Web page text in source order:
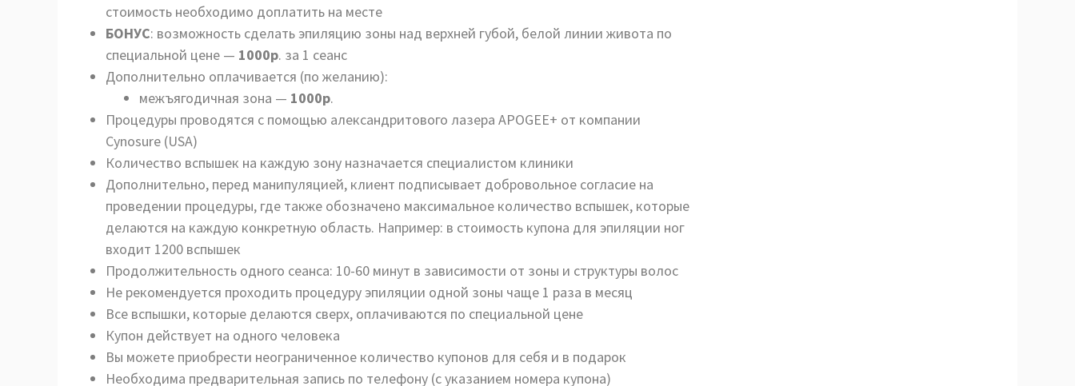
стоимость необходимо доплатить на месте
БОНУС: возможность сделать эпиляцию зоны над верхней губой, белой линии живота по
специальной цене — 1000р. за 1 сеанс
Дополнительно оплачивается (по желанию):
межъягодичная зона — 1000р.
Процедуры проводятся с помощью александритового лазера APOGEE+ от компании
Cynosure (USA)
Количество вспышек на каждую зону назначается специалистом клиники
Дополнительно, перед манипуляцией, клиент подписывает добровольное согласие на
проведении процедуры, где также обозначено максимальное количество вспышек, которые
делаются на каждую конкретную область. Например: в стоимость купона для эпиляции ног
входит 1200 вспышек
Продолжительность одного сеанса: 10-60 минут в зависимости от зоны и структуры волос
Не рекомендуется проходить процедуру эпиляции одной зоны чаще 1 раза в месяц
Все вспышки, которые делаются сверх, оплачиваются по специальной цене
Купон действует на одного человека
Вы можете приобрести неограниченное количество купонов для себя и в подарок
Необходима предварительная запись по телефону (с указанием номера купона)